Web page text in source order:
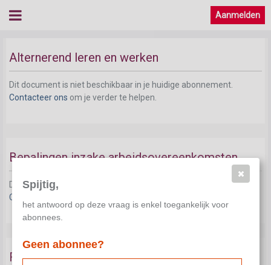
Aanmelden
Alternerend leren en werken
Dit document is niet beschikbaar in je huidige abonnement.
Contacteer ons om je verder te helpen.
Bepalingen inzake arbeidsovereenkomsten
Dit document is niet beschikbaar in je huidige abonnement.
Contacteer ons
Flexi-job
Spijtig,
het antwoord op deze vraag is enkel toegankelijk voor
abonnees.
Geen abonnee?